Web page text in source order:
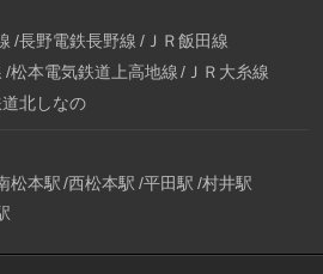
長野電鉄長野線 ＪＲ飯田線
松本電気鉄道上高地線
ＪＲ大糸線
北しなの
松本駅 西松本駅 平田駅 村井駅